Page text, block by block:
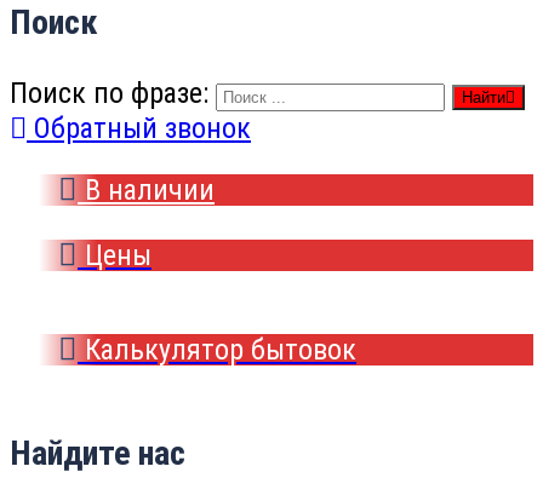
Поиск
Поиск по фразе: Найти
Обратный звонок
В наличии
Цены
Калькулятор бытовок
Найдите нас